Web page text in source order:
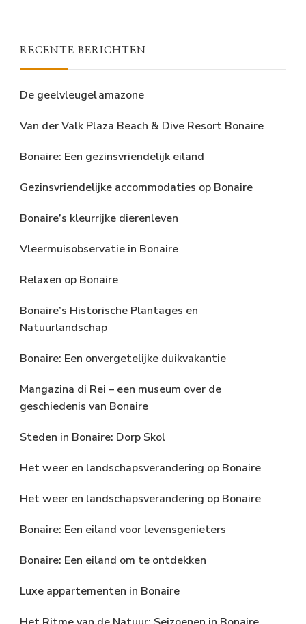
RECENTE BERICHTEN
De geelvleugel amazone
Van der Valk Plaza Beach & Dive Resort Bonaire
Bonaire: Een gezinsvriendelijk eiland
Gezinsvriendelijke accommodaties op Bonaire
Bonaire’s kleurrijke dierenleven
Vleermuisobservatie in Bonaire
Relaxen op Bonaire
Bonaire’s Historische Plantages en
Natuurlandschap
Bonaire: Een onvergetelijke duikvakantie
Mangazina di Rei – een museum over de
geschiedenis van Bonaire
Steden in Bonaire: Dorp Skol
Het weer en landschapsverandering op Bonaire
Het weer en landschapsverandering op Bonaire
Bonaire: Een eiland voor levensgenieters
Bonaire: Een eiland om te ontdekken
Luxe appartementen in Bonaire